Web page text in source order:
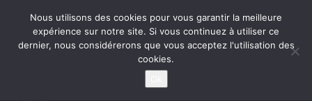
Nous utilisons des cookies pour vous garantir la meilleure
expérience sur notre site. Si vous continuez à utiliser ce
dernier, nous considérerons que vous acceptez l'utilisation des
cookies.